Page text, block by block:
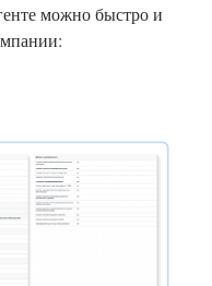
можно быстро и